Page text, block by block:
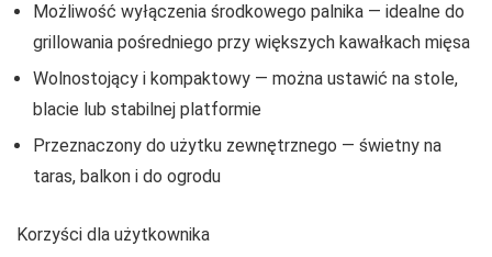
Możliwość wyłączenia środkowego palnika — idealne do
grillowania pośredniego przy większych kawałkach mięsa
Wolnostojący i kompaktowy — można ustawić na stole,
blacie lub stabilnej platformie
Przeznaczony do użytku zewnętrznego — świetny na
taras, balkon i do ogrodu
Korzyści dla użytkownika